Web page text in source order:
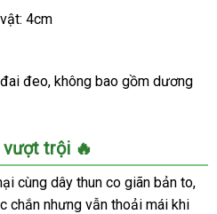
4cm
đeo, không bao gồm dương
trội 🔥
cùng dây thun co giãn bản to,
nhưng vẫn thoải mái khi